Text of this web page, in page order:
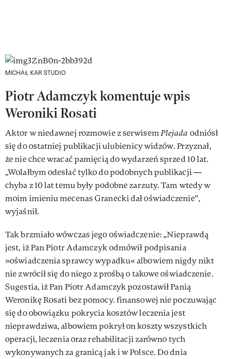
MICHAŁ KAR STUDIO
Piotr Adamczyk komentuje wpis
Weroniki Rosati
Aktor w niedawnej rozmowie z serwisemPlejada odniósł
się do ostatniej publikacji ulubienicy widzów. Przyznał,
że nie chce wracać pamięcią do wydarzeń sprzed 10 lat.
„Wolałbym odesłać tylko do podobnych publikacji —
chyba z 10 lat temu były podobne zarzuty. Tam wtedy w
moim imieniu mecenas Granecki dał oświadczenie",
wyjaśnił.
Tak brzmiało wówczas jego oświadczenie: „Nieprawdą
jest, iż Pan Piotr Adamczyk odmówił podpisania
»oświadczenia sprawcy wypadku« albowiem nigdy nikt
nie zwrócił się do niego z prośbą o takowe oświadczenie.
Sugestia, iż Pan Piotr Adamczyk pozostawił Panią
Weronikę Rosati bez pomocy. finansowej nie poczuwając
się do obowiązku pokrycia kosztów leczenia jest
nieprawdziwa, albowiem pokrył on koszty wszystkich
operacji, leczenia oraz rehabilitacji zarówno tych
wykonywanych za granicą jak i w Polsce. Do dnia